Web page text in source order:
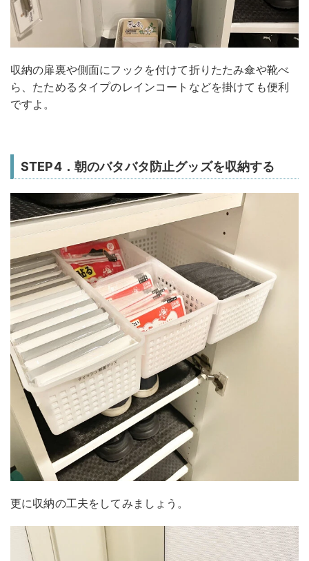
収納の扉裏や側面にフックを付けて折りたたみ傘や靴べ
ら、たためるタイプのレインコートなどを掛けても便利
ですよ。
STEP4．朝のバタバタ防止グッズを収納する
更に収納の工夫をしてみましょう。